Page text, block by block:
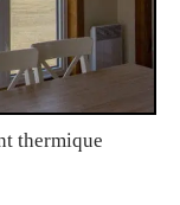
thermique